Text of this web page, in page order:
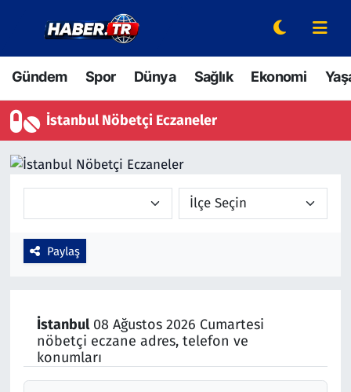
Gündem Spor Dünya Sağlık Ekonomi
İstanbul Nöbetçi Eczaneler
Paylaş
İstanbul08 Ağustos 2026 Cumartesi
nöbetçi eczane adres, telefon ve
konumları
Gündem
Spor
Dünya
Ekonomi
Yaşam
Bilim ve Teknoloji
Çevre & Doğa
Hava Durumu
Trafik Durumu
Süper Lig Puan Durumu ve Fikstür
Son Dakika Haberleri
Haber Arşivi